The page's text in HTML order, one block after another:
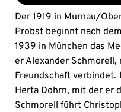
Der 1919 in Murnau/
Probst beginnt nach
1939 in München das
er Alexander
Freundschaft verbindet.
Herta Dohrn, mit der er
Schmorell führt